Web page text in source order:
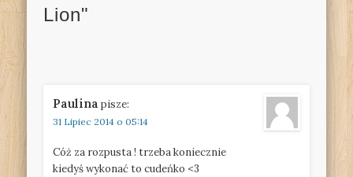
Lion"
Paulina pisze:
31 Lipiec 2014 o 05:14
Cóż za rozpusta ! trzeba koniecznie
kiedyś wykonać to cudeńko <3